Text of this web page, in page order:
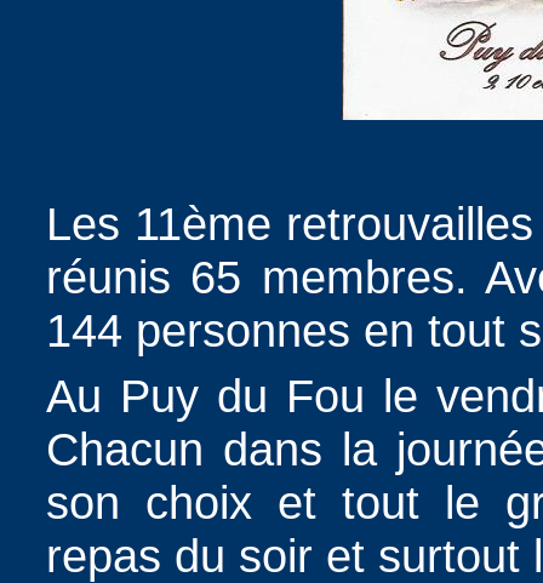
Les 11ème
réunis 65 membres.
144 personnes en tout
Au Puy du Fou le
Chacun dans la
son choix et tout le
repas du soir et surtout